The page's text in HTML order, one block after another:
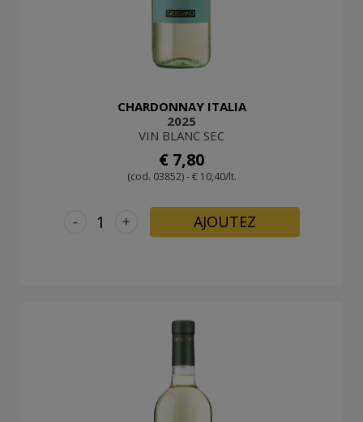
CHARDONNAY ITALIA
2025
VIN BLANC SEC
€ 7,80
(cod. 03852) - € 10,40/lt.
+
- AJOUTEZ